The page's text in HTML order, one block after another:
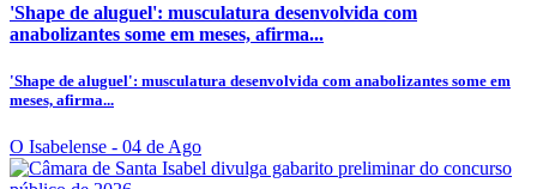
'Shape de aluguel': musculatura desenvolvida com
anabolizantes some em meses, afirma...
'Shape de aluguel': musculatura desenvolvida com anabolizantes some em
meses, afirma...
O Isabelense - 04 de Ago